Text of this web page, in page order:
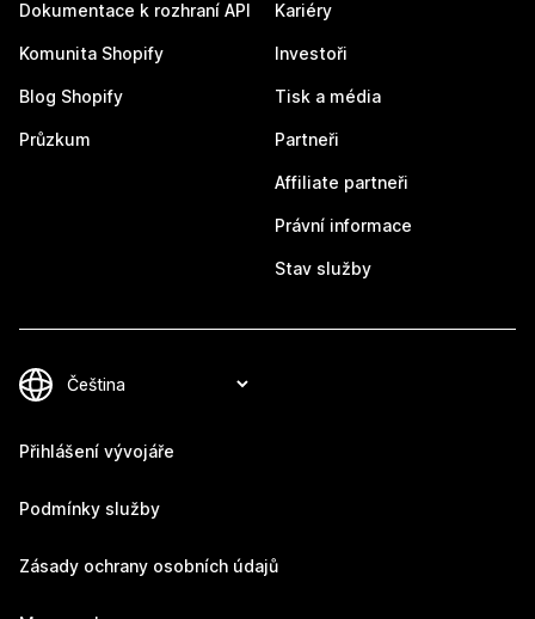
Dokumentace k rozhraní API
Komunita Shopify
Blog Shopify
Průzkum
Kariéry
Investoři
Tisk a média
Partneři
Affiliate partneři
Právní informace
Stav služby
Přihlášení vývojáře
Podmínky služby
Zásady ochrany osobních údajů